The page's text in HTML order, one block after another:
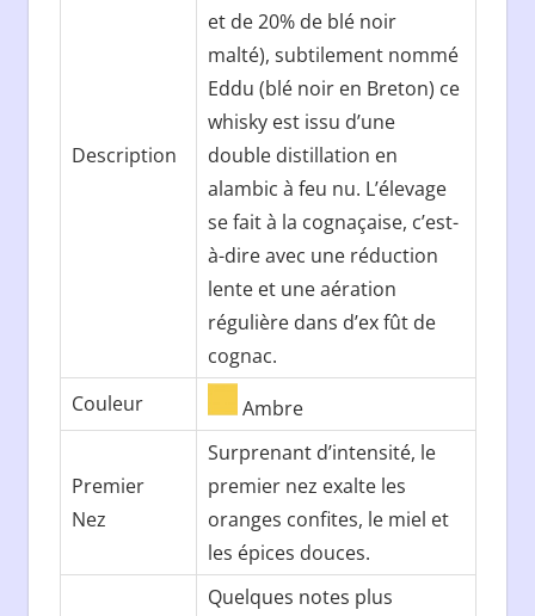
Description
et de 20% de blé noir
malté), subtilement nommé
Eddu (blé noir en Breton) ce
whisky est issu d’une
double distillation en
alambic à feu nu. L’élevage
se fait à la cognaçaise, c’est-
à-dire avec une réduction
lente et une aération
régulière dans d’ex fût de
cognac.
Couleur
Ambre
Premier
Nez
Surprenant d’intensité, le
premier nez exalte les
oranges confites, le miel et
les épices douces.
Quelques notes plus